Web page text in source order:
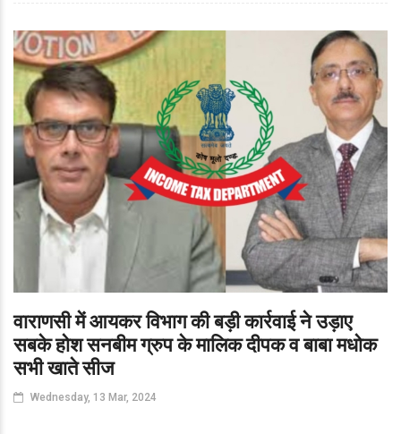
वाराणसी में आयकर विभाग की बड़ी कार्रवाई ने उड़ाए
सबके होश सनबीम ग्रुप के मालिक दीपक व बाबा मधोक
सभी खाते सीज
Wednesday, 13 Mar, 2024